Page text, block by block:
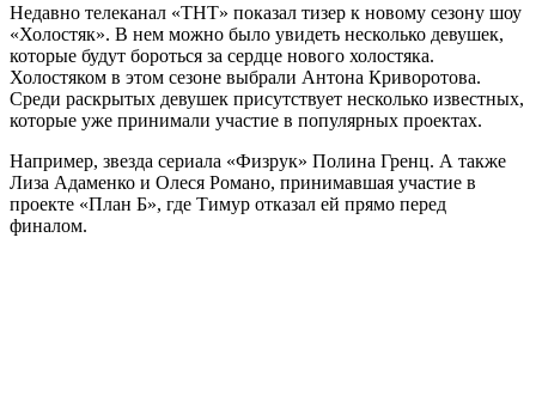
Недавно телеканал «ТНТ» показал тизер к новому сезону шоу
«Холостяк». В нем можно было увидеть несколько девушек,
которые будут бороться за сердце нового холостяка.
Холостяком в этом сезоне выбрали Антона Криворотова.
Среди раскрытых девушек присутствует несколько известных,
которые уже принимали участие в популярных проектах.
Например, звезда сериала «Физрук» Полина Гренц. А также
Лиза Адаменко и Олеся Романо, принимавшая участие в
проекте «План Б», где Тимур отказал ей прямо перед
финалом.